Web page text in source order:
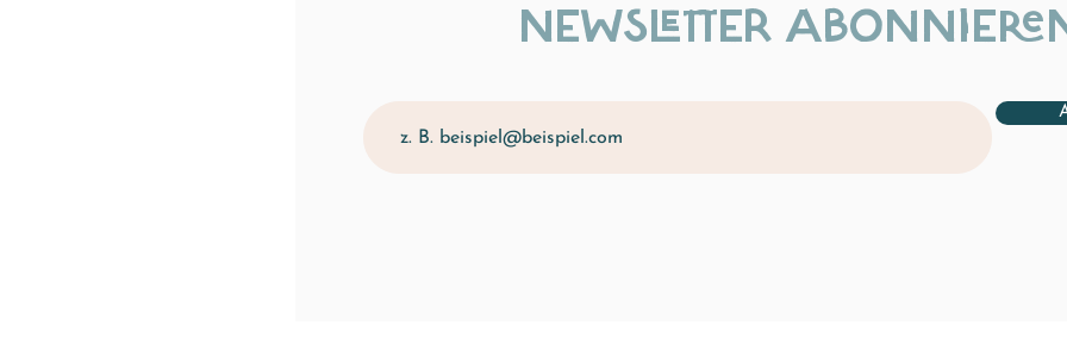
NEWSLETTER